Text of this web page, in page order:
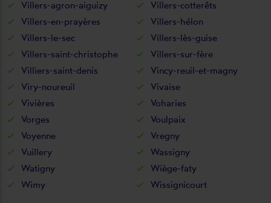
Villers-agron-aiguizy
Villers-cotterêts
Villers-en-prayères
Villers-hélon
Villers-le-sec
Villers-lès-guise
Villers-saint-christophe
Villers-sur-fère
Villiers-saint-denis
Vincy-reuil-et-magny
Viry-noureuil
Vivaise
Vivières
Voharies
Vorges
Voulpaix
Voyenne
Vregny
Vuillery
Wassigny
Watigny
Wiège-faty
Wimy
Wissignicourt